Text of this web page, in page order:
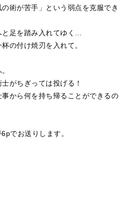
術が苦手」という弱点を克服でき
足を踏み入れてゆく…
の付け焼刃を入れて。
がちぎっては投げる！
から何を持ち帰ることができるの
でお送りします。